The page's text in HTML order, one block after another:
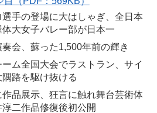
選手の登場に大はしゃぎ、全日本
大女子バレー部が日本一
会、蘇った1,500年前の輝き
ム全国大会でラストラン、サイ
路を駆け抜ける
品展示、狂言に触れ舞台芸術体
二作品修復後初公開